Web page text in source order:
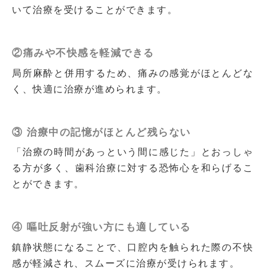
いて治療を受けることができます。
②痛みや不快感を軽減できる
局所麻酔と併用するため、痛みの感覚がほとんどな
く、快適に治療が進められます。
③ 治療中の記憶がほとんど残らない
「治療の時間があっという間に感じた」とおっしゃ
る方が多く、歯科治療に対する恐怖心を和らげるこ
とができます。
④ 嘔吐反射が強い方にも適している
鎮静状態になることで、口腔内を触られた際の不快
感が軽減され、スムーズに治療が受けられます。